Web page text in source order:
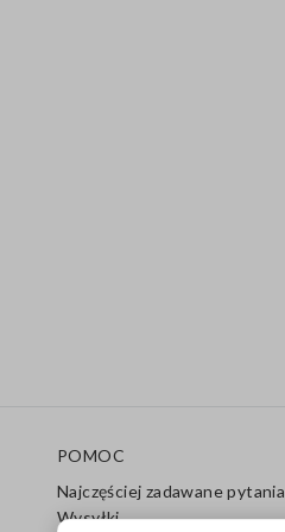
POMOC
Najczęściej zadawane pytania
Wysyłki